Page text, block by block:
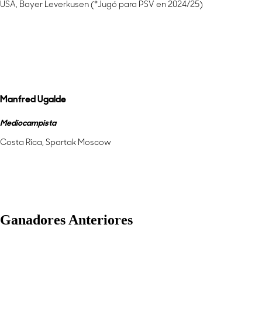
USA, Bayer Leverkusen (*Jugó para PSV en 2024/25)
Manfred Ugalde
Mediocampista
Costa Rica, Spartak Moscow
Ganadores Anteriores